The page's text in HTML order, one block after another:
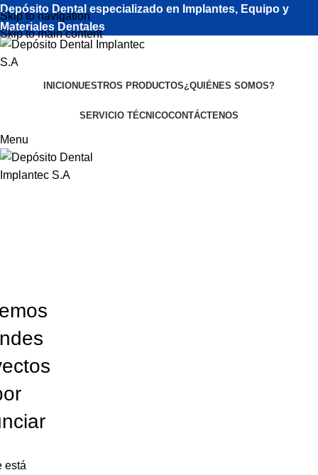
Skip to navigation
Skip to main content
Depósito Dental especializado en Implantes, Equipo y
Materiales Dentales
INICIONUESTROS PRODUCTOS¿QUIÉNES SOMOS?
SERVICIO TÉCNICOCONTÁCTENOS
Menu
está